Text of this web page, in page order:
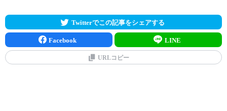
Twitterでこの記事をシェアする
Facebook LINE
URLコピー